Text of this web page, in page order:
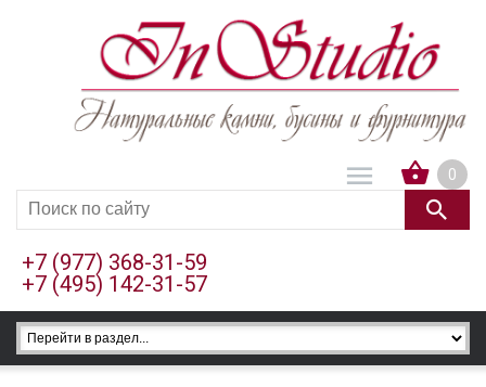
0
+7 (977) 368-31-59
+7 (495) 142-31-57